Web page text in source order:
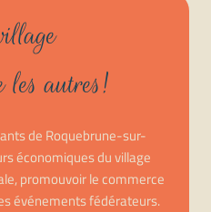
les autres!
de Roquebrune-sur-
économiques du village
promouvoir le commerce
événements fédérateurs.